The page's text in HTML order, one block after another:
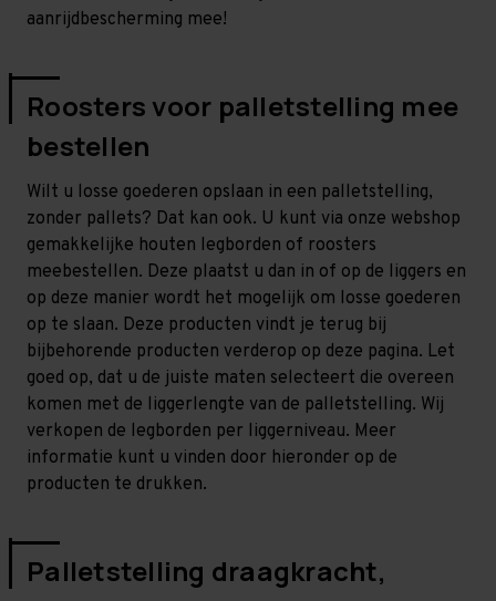
aanrijdbescherming mee!
Roosters voor palletstelling mee
bestellen
Wilt u losse goederen opslaan in een palletstelling,
zonder pallets? Dat kan ook. U kunt via onze webshop
gemakkelijke houten legborden of roosters
meebestellen. Deze plaatst u dan in of op de liggers en
op deze manier wordt het mogelijk om losse goederen
op te slaan. Deze producten vindt je terug bij
bijbehorende producten verderop op deze pagina. Let
goed op, dat u de juiste maten selecteert die overeen
komen met de liggerlengte van de palletstelling. Wij
verkopen de legborden per liggerniveau. Meer
informatie kunt u vinden door hieronder op de
producten te drukken.
Palletstelling draagkracht,